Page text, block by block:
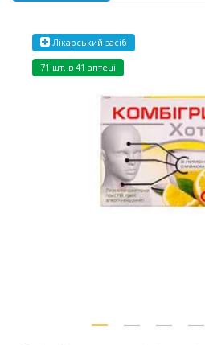
Лікарський засіб
71 шт. в 41 аптеці